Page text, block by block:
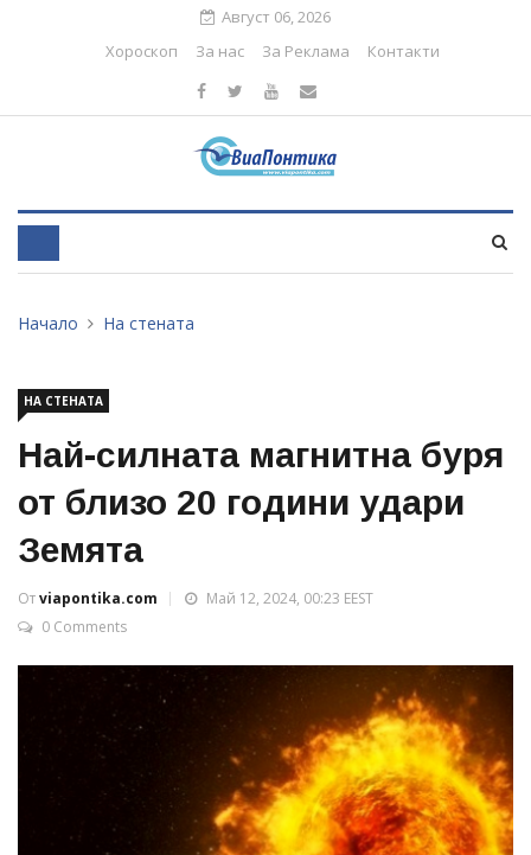
Август 06, 2026
Хороскоп
За нас За Реклама Контакти
Начало На стената
НА СТЕНАТА
Най-силната магнитна буря
от близо 20 години удари
Земята
Отviapontika.com
Май 12, 2024, 00:23 EEST
0 Comments